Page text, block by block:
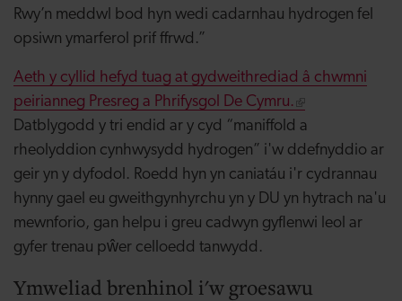
Rwy’n meddwl bod hyn wedi cadarnhau hydrogen fel
opsiwn ymarferol prif ffrwd.”
Aeth y cyllid hefyd tuag at gydweithrediad â chwmni
peirianneg Presreg a Phrifysgol De Cymru.
Datblygodd y tri endid ar y cyd “maniffold a
rheolyddion cynhwysydd hydrogen” i'w ddefnyddio ar
geir yn y dyfodol. Roedd hyn yn caniatáu i'r cydrannau
hynny gael eu gweithgynhyrchu yn y DU yn hytrach na'u
mewnforio, gan helpu i greu cadwyn gyflenwi leol ar
gyfer trenau pŵer celloedd tanwydd.
Ymweliad brenhinol i'w groesawu